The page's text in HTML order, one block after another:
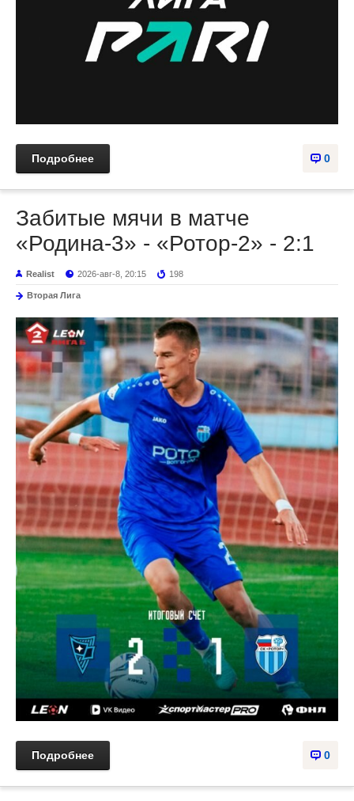
0
Подробнее
Забитые мячи в матче
«Родина-3» - «Ротор-2» - 2:1
Realist 2026-авг-8, 20:15 198
Вторая Лига
0
Подробнее